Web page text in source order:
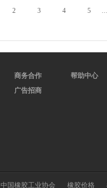
2 3 4 5 ...
商务合作
广告招商
帮助中心
中国橡胶工业协会 橡胶价格